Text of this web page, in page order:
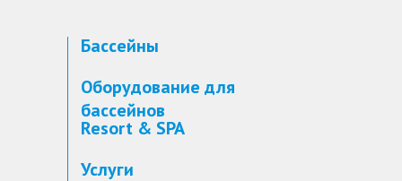
Бассейны
Оборудование для
бассейнов
Resort & SPA
Услуги